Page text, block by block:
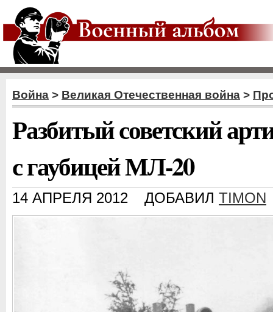
Война > Великая Отечественная война >
Разбитый советский
с гаубицей МЛ-20
14 АПРЕЛЯ 2012 ДОБАВИЛ TIMON